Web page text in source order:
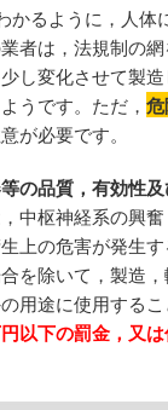
かるように，人体
者は，法規制の
し変化させて製
うです。ただ，
が必要です。
の品質，有効性
中枢神経系の興
上の危害が発生
を除いて，製造
用途に使用する
以下の罰金，又